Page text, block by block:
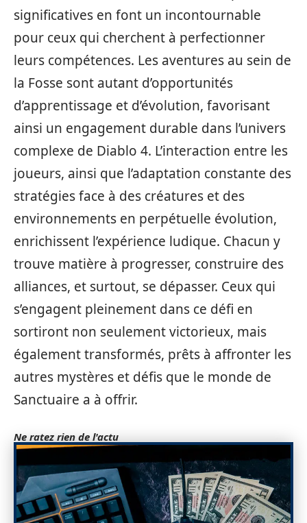
significatives en font un incontournable
pour ceux qui cherchent à perfectionner
leurs compétences. Les aventures au sein de
la Fosse sont autant d’opportunités
d’apprentissage et d’évolution, favorisant
ainsi un engagement durable dans l’univers
complexe de Diablo 4. L’interaction entre les
joueurs, ainsi que l’adaptation constante des
stratégies face à des créatures et des
environnements en perpétuelle évolution,
enrichissent l’expérience ludique. Chacun y
trouve matière à progresser, construire des
alliances, et surtout, se dépasser. Ceux qui
s’engagent pleinement dans ce défi en
sortiront non seulement victorieux, mais
également transformés, prêts à affronter les
autres mystères et défis que le monde de
Sanctuaire a à offrir.
Ne ratez rien de l'actu